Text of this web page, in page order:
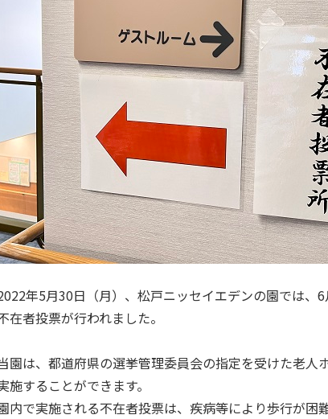
年5月30日（月）、松戸ニッセイエデンの園では、
在者投票が行われました。
園は、都道府県の選挙管理委員会の指定を受けた老人
施することができます。
内で実施される不在者投票は、疾病等により歩行が困